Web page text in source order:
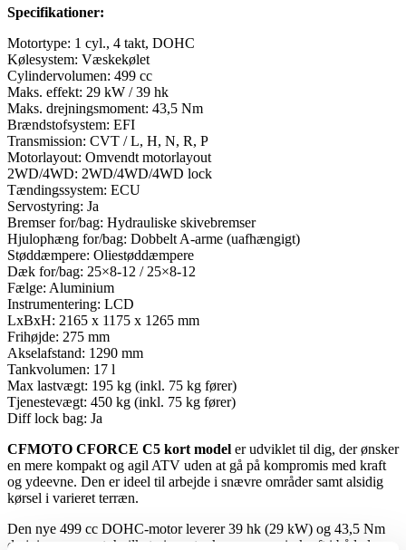
Specifikationer:
Motortype: 1 cyl., 4 takt, DOHC
Kølesystem: Væskekølet
Cylindervolumen: 499 cc
Maks. effekt: 29 kW / 39 hk
Maks. drejningsmoment: 43,5 Nm
Brændstofsystem: EFI
Transmission: CVT / L, H, N, R, P
Motorlayout: Omvendt motorlayout
2WD/4WD: 2WD/4WD/4WD lock
Tændingssystem: ECU
Servostyring: Ja
Bremser for/bag: Hydrauliske skivebremser
Hjulophæng for/bag: Dobbelt A-arme (uafhængigt)
Støddæmpere: Oliestøddæmpere
Dæk for/bag: 25×8-12 / 25×8-12
Fælge: Aluminium
Instrumentering: LCD
LxBxH: 2165 x 1175 x 1265 mm
Frihøjde: 275 mm
Akselafstand: 1290 mm
Tankvolumen: 17 l
Max lastvægt: 195 kg (inkl. 75 kg fører)
Tjenestevægt: 450 kg (inkl. 75 kg fører)
Diff lock bag: Ja
CFMOTO CFORCE C5 kort model er udviklet til dig, der ønsker
en mere kompakt og agil ATV uden at gå på kompromis med kraft
og ydeevne. Den er ideel til arbejde i snævre områder samt alsidig
kørsel i varieret terræn.
Den nye 499 cc DOHC-motor leverer 39 hk (29 kW) og 43,5 Nm
drejningsmoment, hvilket giver stærk og responsiv kraft i både lave